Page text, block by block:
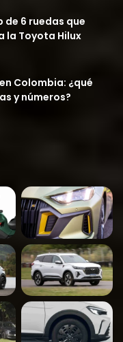
de 6 ruedas que
la Toyota Hilux
Colombia: ¿qué
y números?